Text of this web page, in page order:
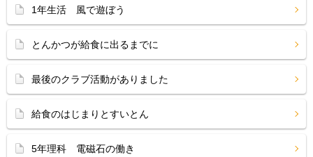
1年生活 風で遊ぼう
とんかつが給食に出るまでに
最後のクラブ活動がありました
給食のはじまりとすいとん
5年理科 電磁石の働き